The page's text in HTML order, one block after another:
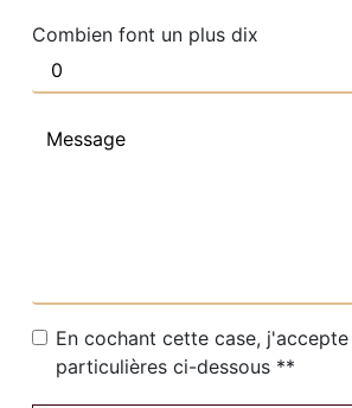
Combien font un plus dix
En cochant cette case,
particulières ci-dessous **